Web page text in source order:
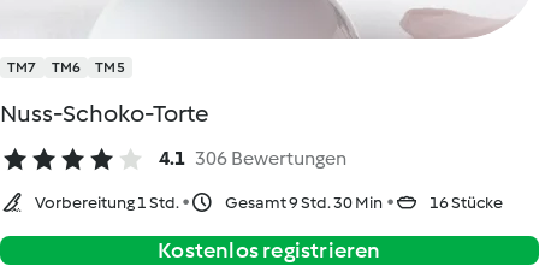
TM7 TM6 TM5
Nuss-Schoko-Torte
4.1 306 Bewertungen
Vorbereitung 1 Std. Gesamt 9 Std. 30 Min 16 Stücke
Kostenlos registrieren